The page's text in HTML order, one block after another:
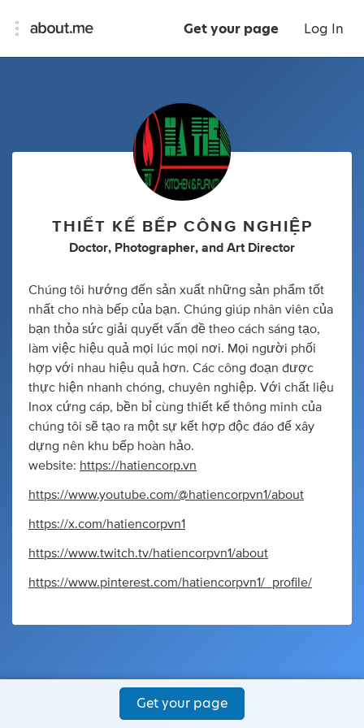
Get your page Log In
THIẾT KẾ BẾP CÔNG NGHIỆP
Doctor, Photographer, and Art Director
Chúng tôi hướng đến sản xuất những sản phẩm tốt
nhất cho nhà bếp của bạn. Chúng giúp nhân viên của
bạn thỏa sức giải quyết vấn đề theo cách sáng tạo,
làm việc hiệu quả mọi lúc mọi nơi. Mọi người phối
hợp với nhau hiệu quả hơn. Các công đoạn được
thực hiện nhanh chóng, chuyên nghiệp. Với chất liệu
Inox cứng cáp, bền bỉ cùng thiết kế thông minh của
chúng tôi sẽ tạo ra một sự kết hợp độc đáo để xây
dựng nên khu bếp hoàn hảo.
website: https://hatiencorp.vn
https://www.youtube.com/@hatiencorpvn1/about
https://x.com/hatiencorpvn1
https://www.twitch.tv/hatiencorpvn1/about
https://www.pinterest.com/hatiencorpvn1/_profile/
Get your page